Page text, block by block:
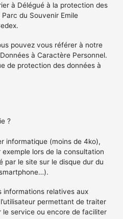
à Délégué à la protection des
du Souvenir Emile
pouvez vous référer à notre
à Caractère Personnel.
de protection des données à
?
informatique (moins de 4ko),
lors de la consultation
par le site sur le disque dur du
informations relatives aux
permettant de traiter
le service ou encore de faciliter